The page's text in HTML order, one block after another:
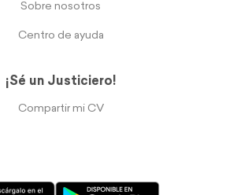
Sobre nosotros
Centro de ayuda
¡Sé un Justiciero!
Compartir mi CV